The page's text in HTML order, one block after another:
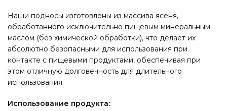
Наши подносы изготовлены из массива ясеня,
обработанного исключительно пищевым минеральным
маслом (без химической обработки), что делает их
абсолютно безопасными для использования при
контакте с пищевыми продуктами, обеспечивая при
этом отличную долговечность для длительного
использования.
Использование продукта: